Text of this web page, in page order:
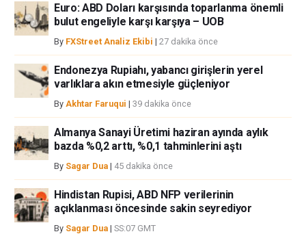
Euro: ABD Doları karşısında toparlanma önemli
bulut engeliyle karşı karşıya – UOB
By FXStreet Analiz Ekibi | 27 dakika önce
Endonezya Rupiahı, yabancı girişlerin yerel
varlıklara akın etmesiyle güçleniyor
By Akhtar Faruqui | 39 dakika önce
Almanya Sanayi Üretimi haziran ayında aylık
bazda %0,2 arttı, %0,1 tahminlerini aştı
By Sagar Dua | 45 dakika önce
Hindistan Rupisi, ABD NFP verilerinin
açıklanması öncesinde sakin seyrediyor
By Sagar Dua | SS:07 GMT